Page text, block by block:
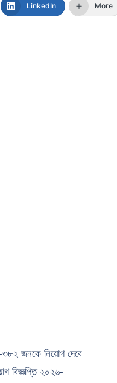
LinkedIn More
৩৮২ জনকে নিয়োগ দেবে
বিজ্ঞপ্তি ২০২৬-